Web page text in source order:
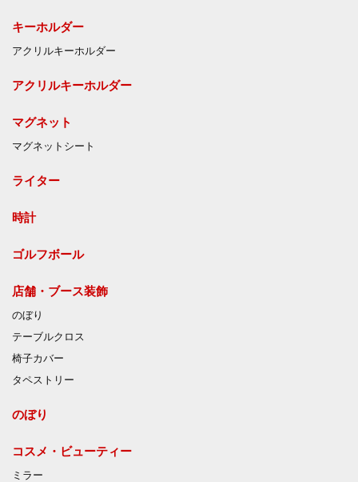
キーホルダー
アクリルキーホルダー
アクリルキーホルダー
マグネット
マグネットシート
ライター
時計
ゴルフボール
店舗・ブース装飾
のぼり
テーブルクロス
椅子カバー
タペストリー
のぼり
コスメ・ビューティー
ミラー